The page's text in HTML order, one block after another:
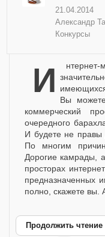
21.04.2014
Александр
Конкурсы
Интернет-магазин выживай.рф в
Вы
коммерческий
очередного
И будете не правы
По многим
Дорогие камрады,
просторах
предназначенных
полно, скажете вы.
Продолжить чтение